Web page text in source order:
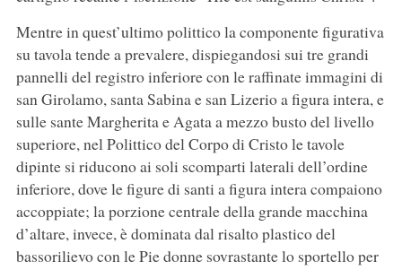
Mentre in quest’ultimo polittico la componente figurativa
su tavola tende a prevalere, dispiegandosi sui tre grandi
pannelli del registro inferiore con le raffinate immagini di
san Girolamo, santa Sabina e san Lizerio a figura intera, e
sulle sante Margherita e Agata a mezzo busto del livello
superiore, nel Polittico del Corpo di Cristo le tavole
dipinte si riducono ai soli scomparti laterali dell’ordine
inferiore, dove le figure di santi a figura intera compaiono
accoppiate; la porzione centrale della grande macchina
d’altare, invece, è dominata dal risalto plastico del
bassorilievo con le Pie donne sovrastante lo sportello per